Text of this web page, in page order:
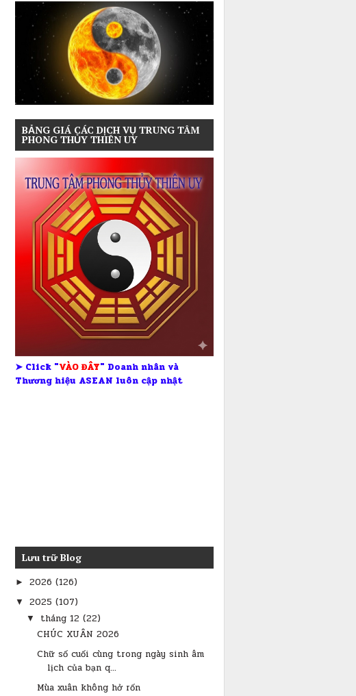
BẢNG GIÁ CÁC DỊCH VỤ TRUNG TÂM
PHONG THỦY THIÊN UY
➤ Click "VÀO ĐÂY" Doanh nhân và
Thương hiệu ASEAN luôn cập nhật
Lưu trữ Blog
► 2026 (126)
▼ 2025 (107)
▼ tháng 12 (22)
CHÚC XUÂN 2026
Chữ số cuối cùng trong ngày sinh âm
lịch của bạn q...
Mùa xuân không hở rốn